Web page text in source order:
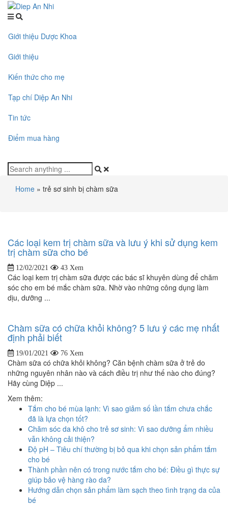
Giới thiệu Dược Khoa
Giới thiệu
Kiến thức cho mẹ
Tạp chí Diệp An Nhi
Tin tức
Điểm mua hàng
Home » trẻ sơ sinh bị chàm sữa
Các loại kem trị chàm sữa và lưu ý khi sử dụng kem
trị chàm sữa cho bé
12/02/2021 43 Xem
Các loại kem trị chàm sữa được các bác sĩ khuyên dùng để chăm
sóc cho em bé mắc chàm sữa. Nhờ vào những công dụng làm
dịu, dưỡng ...
Chàm sữa có chữa khỏi không? 5 lưu ý các mẹ nhất
định phải biết
19/01/2021 76 Xem
Chàm sữa có chữa khỏi không? Căn bệnh chàm sữa ở trẻ do
những nguyên nhân nào và cách điều trị như thế nào cho đúng?
Hãy cùng Diệp ...
Xem thêm:
Tắm cho bé mùa lạnh: Vì sao giảm số lần tắm chưa chắc
đã là lựa chọn tốt?
Chăm sóc da khô cho trẻ sơ sinh: Vì sao dưỡng ẩm nhiều
vẫn không cải thiện?
Độ pH – Tiêu chí thường bị bỏ qua khi chọn sản phẩm tắm
cho bé
Thành phần nên có trong nước tắm cho bé: Điều gì thực sự
giúp bảo vệ hàng rào da?
Hướng dẫn chọn sản phẩm làm sạch theo tình trạng da của
bé